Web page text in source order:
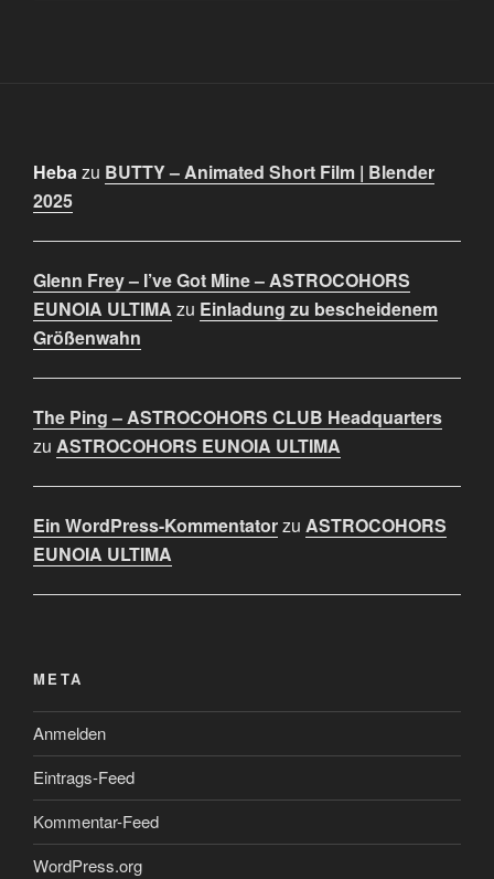
Hebazu BUTTY – Animated Short Film | Blender
2025
Glenn Frey – I’ve Got Mine – ASTROCOHORS
EUNOIA ULTIMA zu Einladung zu bescheidenem
Größenwahn
The Ping – ASTROCOHORS CLUB Headquarters
zu ASTROCOHORS EUNOIA ULTIMA
Ein WordPress-Kommentatorzu ASTROCOHORS
EUNOIA ULTIMA
META
Anmelden
Eintrags-Feed
Kommentar-Feed
WordPress.org